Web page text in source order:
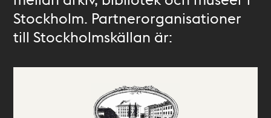
Stockholm. Partnerorganisationer
till Stockholmskällan är: